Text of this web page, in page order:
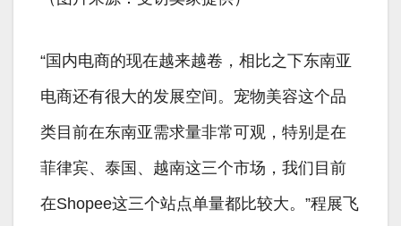
“国内电商的现在越来越卷，相比之下东南亚
电商还有很大的发展空间。宠物美容这个品
类目前在东南亚需求量非常可观，特别是在
菲律宾、泰国、越南这三个市场，我们目前
在Shopee这三个站点单量都比较大。”程展飞